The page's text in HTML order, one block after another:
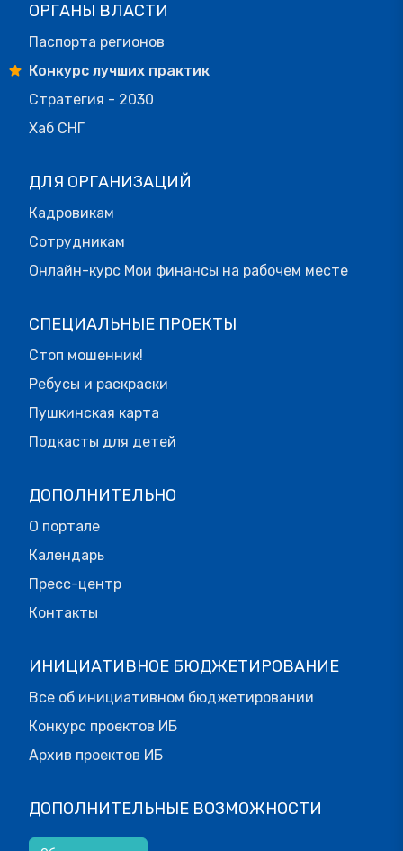
ОРГАНЫ ВЛАСТИ
Паспорта регионов
Конкурс лучших практик
Стратегия - 2030
Хаб СНГ
ДЛЯ ОРГАНИЗАЦИЙ
Кадровикам
Сотрудникам
Онлайн-курс Мои финансы на рабочем месте
СПЕЦИАЛЬНЫЕ ПРОЕКТЫ
Стоп мошенник!
Ребусы и раскраски
Пушкинская карта
Подкасты для детей
ДОПОЛНИТЕЛЬНО
О портале
Календарь
Пресс-центр
Контакты
ИНИЦИАТИВНОЕ БЮДЖЕТИРОВАНИЕ
Все об инициативном бюджетировании
Конкурс проектов ИБ
Архив проектов ИБ
ДОПОЛНИТЕЛЬНЫЕ ВОЗМОЖНОСТИ